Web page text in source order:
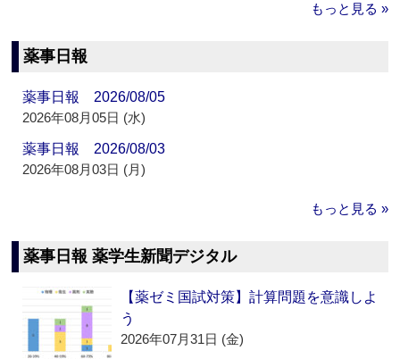
もっと見る »
薬事日報
薬事日報 2026/08/05
2026年08月05日 (水)
薬事日報 2026/08/03
2026年08月03日 (月)
もっと見る »
薬事日報 薬学生新聞デジタル
【薬ゼミ国試対策】計算問題を意識しよ
う
2026年07月31日 (金)